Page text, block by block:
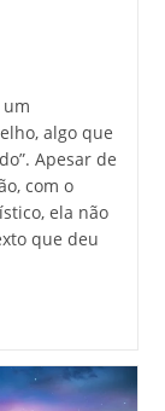
um
algo que
Apesar de
com o
ela não
que deu